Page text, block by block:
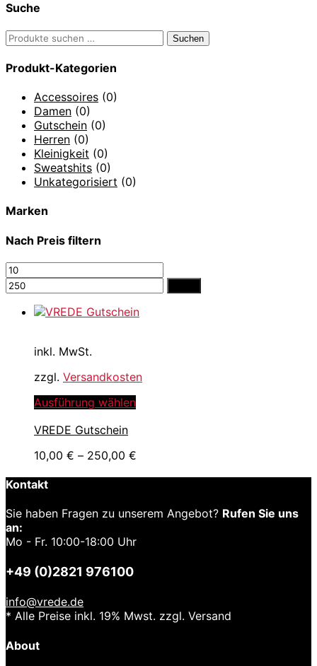
Suche
Suchen
nach:
Suchen
Produkt-Kategorien
Accessoires (0)
Damen (0)
Gutschein (0)
Herren (0)
Kleinigkeit (0)
Sweatshits (0)
Unkategorisiert (0)
Marken
Nach Preis filtern
Min.
Preis
Preis
inkl. MwSt.
zzgl. Versandkosten
Ausführung wählenDieses
Varianten
können
der
VREDE Gutschein
10,00 € – 250,00 €
Kontakt
Sie haben Fragen zu unserem Angebot? Rufen Sie uns
an:
Mo - Fr. 10:00-18:00 Uhr
+49 (0)2821 976100
info@vrede.de
* Alle Preise inkl. 19% Mwst. zzgl. Versand
About